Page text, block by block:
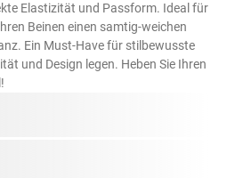
Elastizität und Passform. Ideal für
Beinen einen samtig-weichen
Ein Must-Have für stilbewusste
und Design legen. Heben Sie Ihren